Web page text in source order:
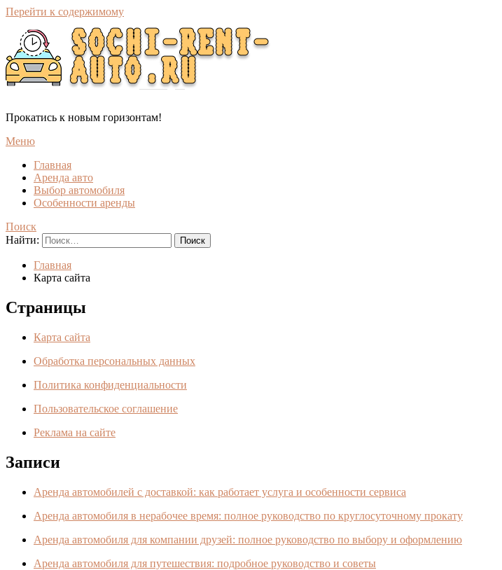
Перейти к содержимому
Прокатись к новым горизонтам!
Меню
Главная
Аренда авто
Выбор автомобиля
Особенности аренды
Поиск
Найти:
Главная
Карта сайта
Страницы
Карта сайта
Обработка персональных данных
Политика конфиденциальности
Пользовательское соглашение
Реклама на сайте
Записи
Аренда автомобилей с доставкой: как работает услуга и особенности сервиса
Аренда автомобиля в нерабочее время: полное руководство по круглосуточному прокату
Аренда автомобиля для компании друзей: полное руководство по выбору и оформлению
Аренда автомобиля для путешествия: подробное руководство и советы